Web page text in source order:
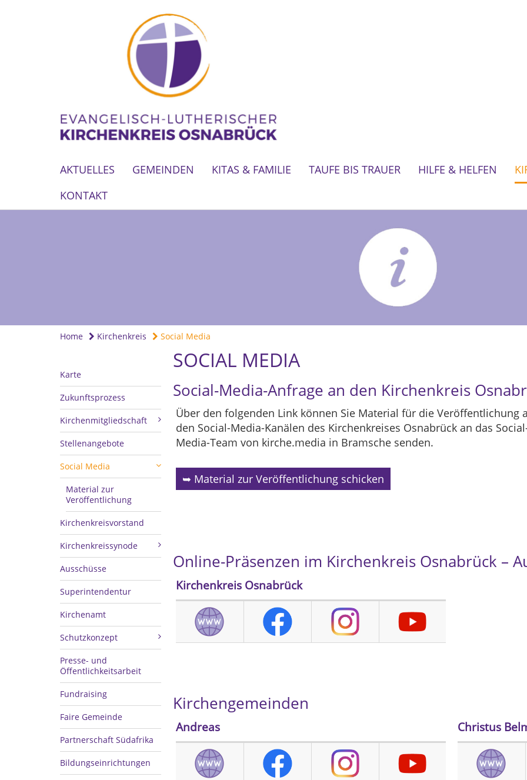
AKTUELLES GEMEINDEN KITAS & FAMILIE TAUFE BIS TRAUER HILFE & HELFEN
KONTAKT
Home Kirchenkreis Social Media
Karte
Zukunftsprozess
Kirchenmitgliedschaft
Stellenangebote
Social Media
Material zur
Veröffentlichung
Kirchenkreisvorstand
Kirchenkreissynode
Ausschüsse
Superintendentur
Kirchenamt
Schutzkonzept
Presse- und
Öffentlichkeitsarbeit
Fundraising
Faire Gemeinde
Partnerschaft Südafrika
Bildungseinrichtungen
SOCIAL MEDIA
Social-Media-Anfrage an den Kirchenkreis
Über den folgenden Link können Sie Material für die Veröffentlichung
den Social-Media-Kanälen des Kirchenkreises Osnabrück an das
Media-Team von kirche.media in Bramsche senden.
➥ Material zur Veröffentlichung schicken
Online-Präsenzen im Kirchenkreis Osnabrück –
Kirchenkreis Osnabrück
Kirchengemeinden
Andreas Christus